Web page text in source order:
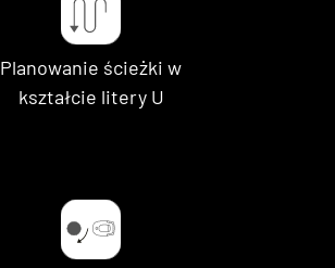
Planowanie ścieżki w
kształcie litery U